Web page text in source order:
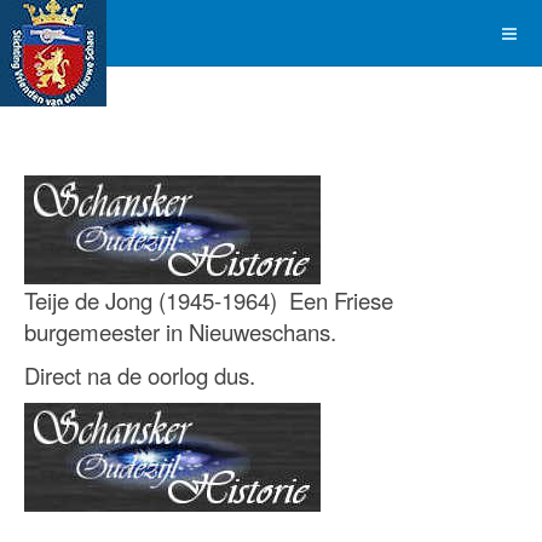
Teije de Jong (1945-1964) Een Friese
burgemeester in Nieuweschans.
Direct na de oorlog dus.